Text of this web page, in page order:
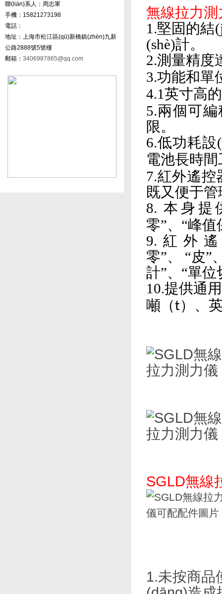
聯(lián)系人：周志軍
手機：15821273198
電話：
地址：上海市松江區(qū)新橋鎮(zhèn)九新
公路2888號5號樓
郵箱： 3406987865@qq.com
無線拉力測
1.堅固的結
(shè)計。
2.測量精度
3.功能和單
4.1英寸高的
5.兩個可編
限。
6.低功耗設
電池長時
7.紅外遙控
既又便于管
8. 本身提
零”、“
9.紅外
零”、 “
計”、“
10.提供通
噸（t）、
SGLD無線
1.未按商品